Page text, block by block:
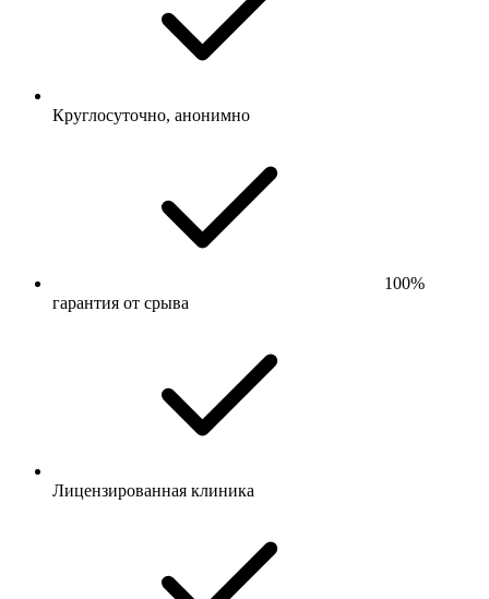
Круглосуточно, анонимно
100%
гарантия от срыва
Лицензированная клиника